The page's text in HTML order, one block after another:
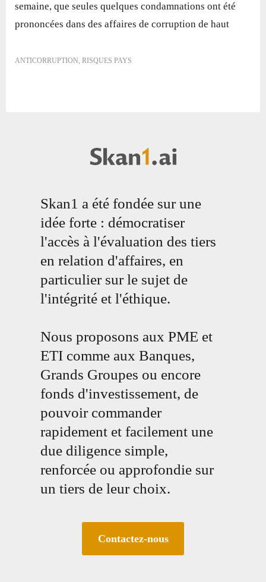
semaine, que seules quelques condamnations ont été
prononcées dans des affaires de corruption de haut
ANTICORRUPTION, RISQUES PAYS
Skan1 a été fondée sur une
idée forte : démocratiser
l'accès à l'évaluation des tiers
en relation d'affaires, en
particulier sur le sujet de
l'intégrité et l'éthique.
Nous proposons aux PME et
ETI comme aux Banques,
Grands Groupes ou encore
fonds d'investissement, de
pouvoir commander
rapidement et facilement une
due diligence simple,
renforcée ou approfondie sur
un tiers de leur choix.
Contactez-nous